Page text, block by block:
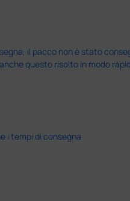
il pacco non è stato
questo risolto in modo
i tempi di consegna